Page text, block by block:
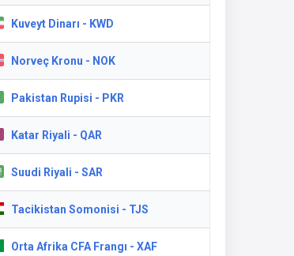
Kuveyt Dinarı - KWD
Norveç Kronu - NOK
Pakistan Rupisi - PKR
Katar Riyali - QAR
Suudi Riyali - SAR
Tacikistan Somonisi - TJS
Orta Afrika CFA Frangı - XAF